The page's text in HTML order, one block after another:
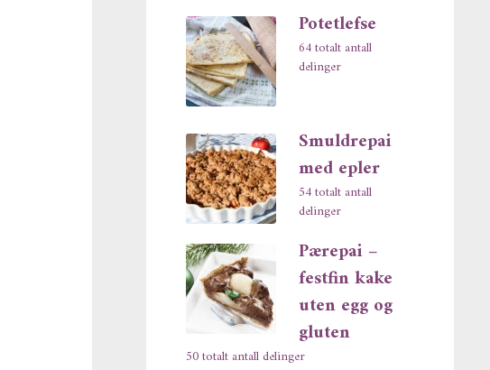
Potetlefse
64 totalt antall
delinger
Smuldrepai
med epler
54 totalt antall
delinger
Pærepai –
festfin kake
uten egg og
gluten
50 totalt antall delinger